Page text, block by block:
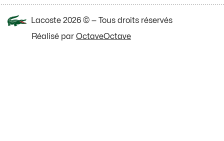
Lacoste 2026 © — Tous droits réservés
Réalisé par OctaveOctave